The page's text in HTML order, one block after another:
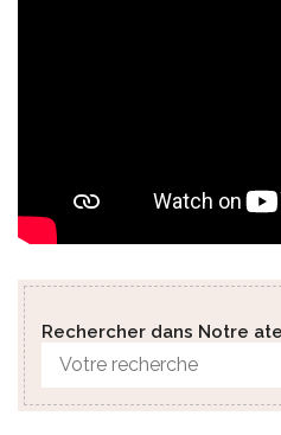
Rechercher dans Notre